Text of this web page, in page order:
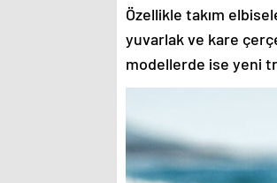
Özellikle takım
yuvarlak ve kare
modellerde ise yeni